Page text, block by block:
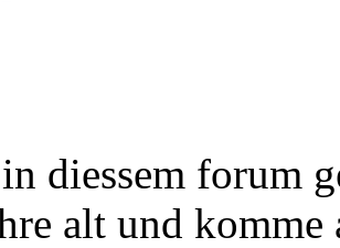
diessem forum
alt und